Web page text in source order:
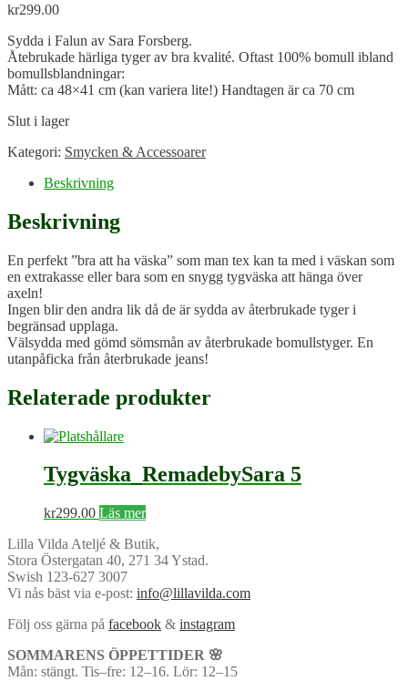
kr299.00
Sydda i Falun av Sara Forsberg.
Åtebrukade härliga tyger av bra kvalité. Oftast 100% bomull ibland
bomullsblandningar:
Mått: ca 48×41 cm (kan variera lite!) Handtagen är ca 70 cm
Slut i lager
Kategori: Smycken & Accessoarer
Beskrivning
Beskrivning
En perfekt ”bra att ha väska” som man tex kan ta med i väskan som
en extrakasse eller bara som en snygg tygväska att hänga över
axeln!
Ingen blir den andra lik då de är sydda av återbrukade tyger i
begränsad upplaga.
Välsydda med gömd sömsmån av återbrukade bomullstyger. En
utanpåficka från återbrukade jeans!
Relaterade produkter
Tygväska_RemadebySara 5
kr299.00 Läs mer
Lilla Vilda Ateljé & Butik,
Stora Östergatan 40, 271 34 Ystad.
Swish 123-627 3007
Vi nås bäst via e-post: info@lillavilda.com
Följ oss gärna på facebook & instagram
SOMMARENS ÖPPETTIDER 🌸
Mån: stängt. Tis–fre: 12–16. Lör: 12–15